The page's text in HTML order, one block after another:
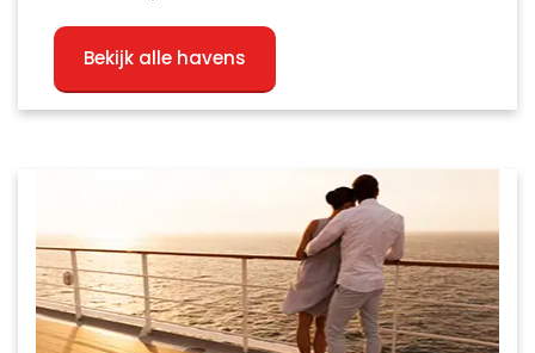
Bekijk alle havens